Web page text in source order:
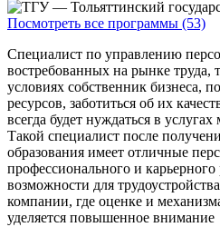
Посмотреть все программы (53)
Специалист по управлению
востребованных на рынке труда,
условиях собственник бизнеса,
ресурсов, заботиться об их
всегда будет нуждаться в
Такой специалист после
образования имеет отличные
профессионального и
возможности для
компании, где оценке и
уделяется повышенное внимание